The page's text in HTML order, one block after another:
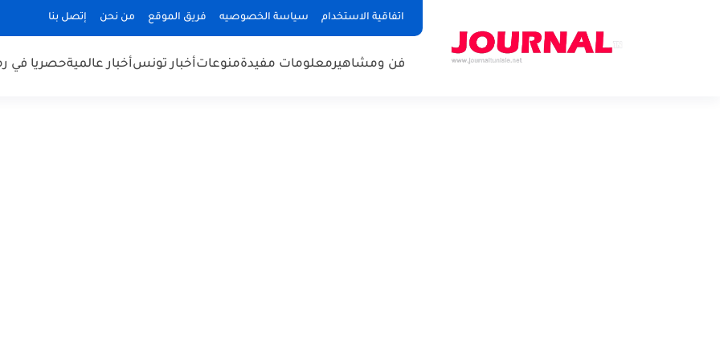
اتفاقية الاستخدام سياسة الخصوصيه فريق الموقع من نحن إتصل بنا
فن ومشاهيرمعلومات مفيدةمنوعاتأخبار تونسأخبار عالميةحصريا في